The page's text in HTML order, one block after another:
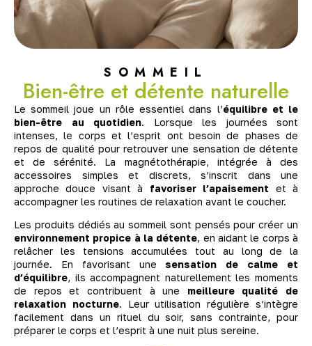
SOMMEIL
Bien-être et détente naturelle
Le sommeil joue un rôle essentiel dans l’équilibre et le
bien-être au quotidien. Lorsque les journées sont
intenses, le corps et l’esprit ont besoin de phases de
repos de qualité pour retrouver une sensation de détente
et de sérénité. La magnétothérapie, intégrée à des
accessoires simples et discrets, s’inscrit dans une
approche douce visant à favoriser l’apaisement et à
accompagner les routines de relaxation avant le coucher.
Les produits dédiés au sommeil sont pensés pour créer un
environnement propice à la détente, en aidant le corps à
relâcher les tensions accumulées tout au long de la
journée. En favorisant une sensation de calme et
d’équilibre, ils accompagnent naturellement les moments
de repos et contribuent à une meilleure qualité de
relaxation nocturne. Leur utilisation régulière s’intègre
facilement dans un rituel du soir, sans contrainte, pour
préparer le corps et l’esprit à une nuit plus sereine.